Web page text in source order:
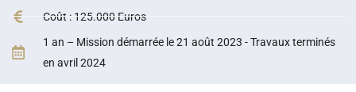
Coût : 125.000 Euros
1 an – Mission démarrée le 21 août 2023 - Travaux terminés
en avril 2024